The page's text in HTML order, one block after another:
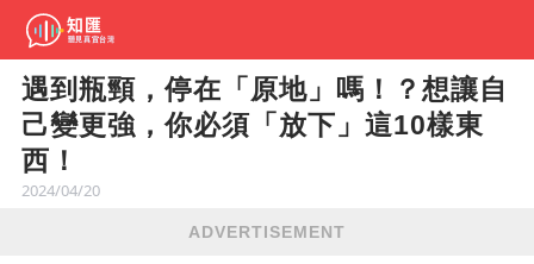
遇到瓶頸，停在「原地」嗎！？想讓自
己變更強，你必須「放下」這10樣東
西！
2024/04/20
ADVERTISEMENT